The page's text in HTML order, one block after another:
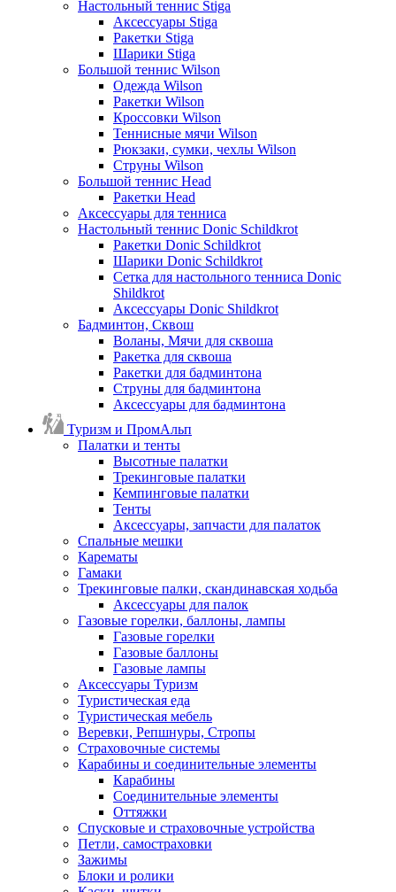
Настольный теннис Stiga
Аксессуары Stiga
Ракетки Stiga
Шарики Stiga
Большой теннис Wilson
Одежда Wilson
Ракетки Wilson
Кроссовки Wilson
Теннисные мячи Wilson
Рюкзаки, сумки, чехлы Wilson
Струны Wilson
Большой теннис Head
Ракетки Head
Аксессуары для тенниса
Настольный теннис Donic Schildkrot
Ракетки Donic Schildkrot
Шарики Donic Schildkrot
Сетка для настольного тенниса Donic
Shildkrot
Аксессуары Donic Shildkrot
Бадминтон, Сквош
Воланы, Мячи для сквоша
Ракетка для сквоша
Ракетки для бадминтона
Струны для бадминтона
Аксессуары для бадминтона
Туризм и ПромАльп
Палатки и тенты
Высотные палатки
Трекинговые палатки
Кемпинговые палатки
Тенты
Аксессуары, запчасти для палаток
Спальные мешки
Карематы
Гамаки
Трекинговые палки, скандинавская ходьба
Аксессуары для палок
Газовые горелки, баллоны, лампы
Газовые горелки
Газовые баллоны
Газовые лампы
Аксессуары Туризм
Туристическая еда
Туристическая мебель
Веревки, Репшнуры, Стропы
Страховочные системы
Карабины и соединительные элементы
Карабины
Соединительные элементы
Оттяжки
Спусковые и страховочные устройства
Петли, самостраховки
Зажимы
Блоки и ролики